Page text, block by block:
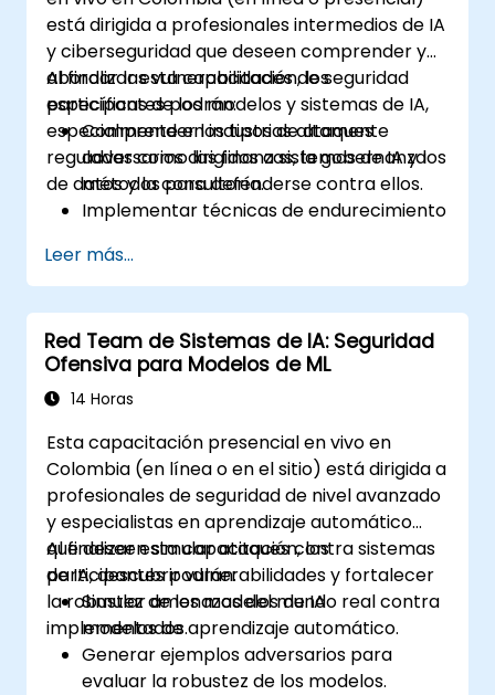
está dirigida a profesionales intermedios de IA
y ciberseguridad que deseen comprender y
abordar las vulnerabilidades de seguridad
específicas de los modelos y sistemas de IA,
especialmente en industrias altamente
reguladas como las finanzas, la gobernanza
de datos y la consultoría.
Al finalizar esta capacitación, los
participantes podrán:
Comprender los tipos de ataques
adversarios dirigidos a sistemas de IA y los
métodos para defenderse contra ellos.
Implementar técnicas de endurecimiento
aprendizaje automático.
Garantizar la seguridad e integridad de
los datos en los modelos de aprendizaje
automático.
Navegar por los requisitos de
cumplimiento normativo relacionados
Leer más...
Red Team de Sistemas de IA: Seguridad
Ofensiva para Modelos de ML
14 Horas
Esta capacitación presencial en vivo en
Colombia (en línea o en el sitio) está dirigida a
profesionales de seguridad de nivel avanzado
y especialistas en aprendizaje automático
que deseen simular ataques contra sistemas
de IA, descubrir vulnerabilidades y fortalecer
la robustez de los modelos de IA
implementados.
Al finalizar esta capacitación, los
participantes podrán:
Simular amenazas del mundo real contra
modelos de aprendizaje automático.
Generar ejemplos adversarios para
evaluar la robustez de los modelos.